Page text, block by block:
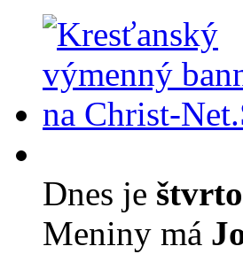
Dnes je
Meniny má